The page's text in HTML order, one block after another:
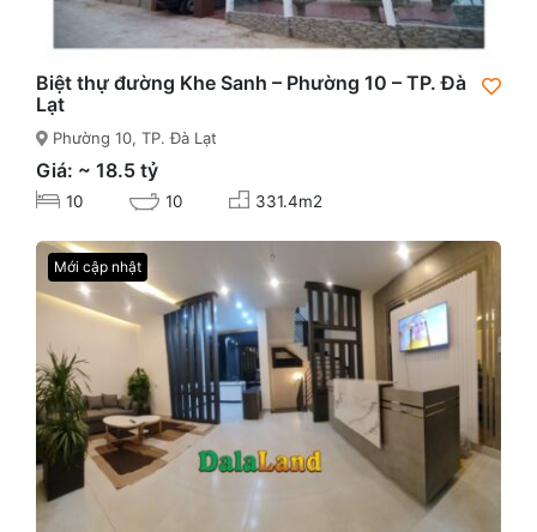
Biệt thự đường Khe Sanh – Phường 10 – TP. Đà
Lạt
Phường 10, TP. Đà Lạt
Giá: ~ 18.5 tỷ
10 10 331.4m2
Mới cập nhật